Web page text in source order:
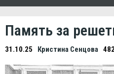
Память за
31.10.25 Кристина Сенцова